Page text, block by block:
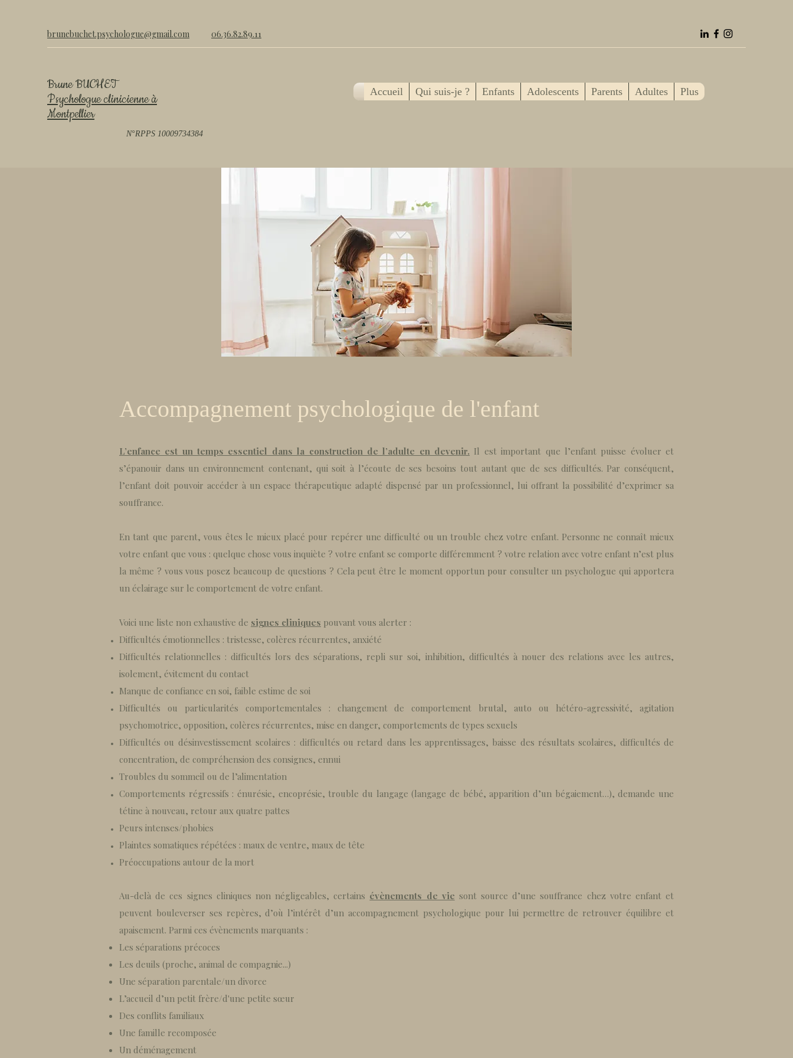
brunebuchet.psychologue@gmail.com 06.36.82.89.11
Brune BUCHET
Psychologue clinicienne à
Montpellier
N°RPPS 10009734384
Accueil Qui suis-je ? Enfants Adolescents Parents Adultes Plus
Accompagnement psychologique de l'enfant
L’enfance est un temps essentiel dans la construction de l’adulte en devenir. Il est important que l’enfant puisse évoluer et
s’épanouir dans un environnement contenant, qui soit à l’écoute de ses besoins tout autant que de ses difficultés. Par conséquent,
l’enfant doit pouvoir accéder à un espace thérapeutique adapté dispensé par un professionnel, lui offrant la possibilité d’exprimer sa
souffrance.
En tant que parent, vous êtes le mieux placé pour repérer une difficulté ou un trouble chez votre enfant. Personne ne connaît mieux
votre enfant que vous : quelque chose vous inquiète ? votre enfant se comporte différemment ? votre relation avec votre enfant n’est plus
la même ? vous vous posez beaucoup de questions ? Cela peut être le moment opportun pour consulter un psychologue qui apportera
un éclairage sur le comportement de votre enfant.
Voici une liste non exhaustive de signes cliniques pouvant vous alerter :
Difficultés émotionnelles : tristesse, colères récurrentes, anxiété
Difficultés relationnelles : difficultés lors des séparations, repli sur soi, inhibition, difficultés à nouer des relations avec les autres,
isolement, évitement du contact
Manque de confiance en soi, faible estime de soi
Difficultés ou particularités comportementales : changement de comportement brutal, auto ou hétéro-agressivité, agitation
psychomotrice, opposition, colères récurrentes, mise en danger, comportements de types sexuels
Difficultés ou désinvestissement scolaires : difficultés ou retard dans les apprentissages, baisse des résultats scolaires, difficultés de
concentration, de compréhension des consignes, ennui
Troubles du sommeil ou de l’alimentation
Comportements régressifs : énurésie, encoprésie, trouble du langage (langage de bébé, apparition d’un bégaiement…), demande une
tétine à nouveau, retour aux quatre pattes
Peurs intenses/phobies
Plaintes somatiques répétées : maux de ventre, maux de tête
Préoccupations autour de la mort
Au-delà de ces signes cliniques non négligeables, certains évènements de vie sont source d’une souffrance chez votre enfant et
peuvent bouleverser ses repères, d’où l’intérêt d’un accompagnement psychologique pour lui permettre de retrouver équilibre et
apaisement. Parmi ces évènements marquants :
Les séparations précoces
Les deuils (proche, animal de compagnie...)
Une séparation parentale/un divorce
L’accueil d’un petit frère/d'une petite sœur
Des conflits familiaux
Une famille recomposée
Un déménagement